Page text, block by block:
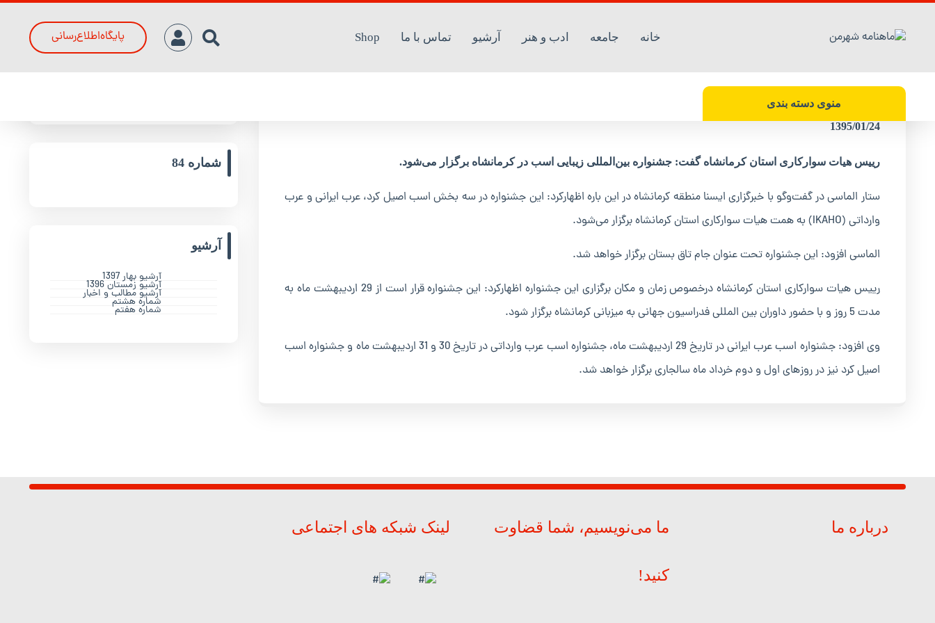
خانه جامعه ادب و هنر آرشیو تماس با ما Shop پایگاه‌اطلاع‌رسانی
منوی دسته بندی
1395/01/24
رییس هیات سوارکاری استان کرمانشاه گفت: جشنواره بین‌المللی زیبایی اسب در کرمانشاه برگزار می‌شود.
ستار الماسی در گفت‌وگو با خبرگزاری ایسنا منطقه کرمانشاه در این باره اظهارکرد: این جشنواره در سه بخش اسب اصیل کرد، عرب ایرانی و عرب
وارداتی (IKAHO) به همت هیات سوارکاری استان کرمانشاه برگزار می‌شود.
الماسی افزود: این جشنواره تحت عنوان جام تاق بستان برگزار خواهد شد.
رییس هیات سوارکاری استان کرمانشاه درخصوص زمان و مکان برگزاری این جشنواره اظهارکرد: این جشنواره قرار است از 29 اردیبهشت ماه به
مدت 5 روز و با حضور داوران بین المللی فدراسیون جهانی به میزبانی کرمانشاه برگزار شود.
وی افزود: جشنواره اسب عرب ایرانی در تاریخ 29 اردیبهشت ماه، جشنواره اسب عرب وارداتی در تاریخ 30 و 31 اردیبهشت ماه و جشنواره اسب
اصیل کرد نیز در روزهای اول و دوم خرداد ماه سالجاری برگزار خواهد شد.
جدیدترین مقالات
شماره 84
آرشیو
آرشیو بهار 1397
آرشیو زمستان 1396
آرشیو مطالب و اخبار
شماره هشتم
شماره هفتم
درباره ما ما می‌نویسیم، شما قضاوت
کنید!
لینک شبکه های اجتماعی